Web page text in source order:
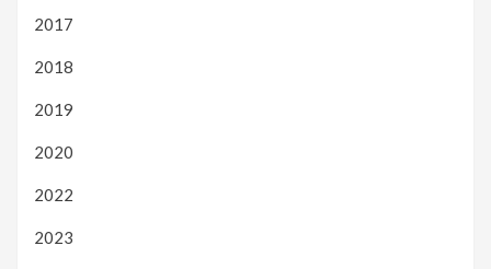
2017
2018
2019
2020
2022
2023